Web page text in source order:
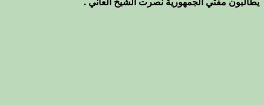
يطالبون مفتي الجمهورية نصرت الشيخ العاني .